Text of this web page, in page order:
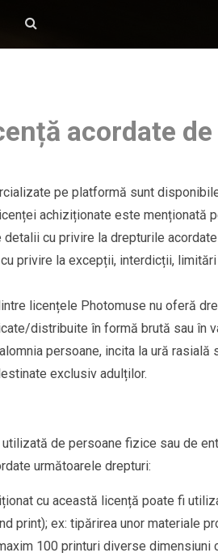
acordate
pe platformă sunt
achiziționate este menționată
cu privire la drepturile
privire la excepții, interdicții,
licențele Photomuse nu oferă
distribuite în formă brută sau în
persoane, incita la ură
exclusiv adulților.
de persoane fizice sau de
următoarele drepturi:
cu această licență poate fi
print); ex: tipărirea unor materiale
100 printuri diverse dimensiuni